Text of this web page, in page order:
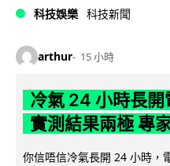
科技娛樂 科技新聞
arthur 15 小時
冷氣 24 小時長
實測結果兩極 專
你信唔信冷氣長開 24 小時，